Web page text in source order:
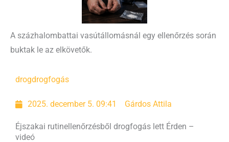
A százhalombattai vasútállomásnál egy ellenőrzés során
buktak le az elkövetők.
drogdrogfogás
2025. december 5. 09:41 Gárdos Attila
Éjszakai rutinellenőrzésből drogfogás lett Érden –
videó